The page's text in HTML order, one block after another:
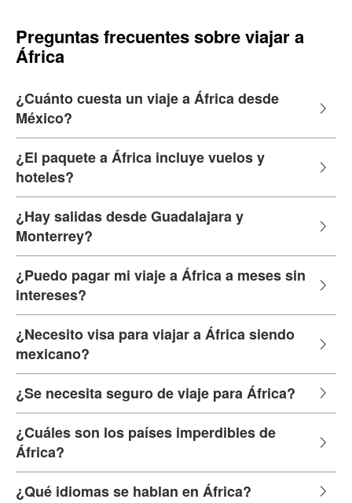
Preguntas frecuentes sobre viajar a
África
¿Cuánto cuesta un viaje a África desde
México?
¿El paquete a África incluye vuelos y
hoteles?
¿Hay salidas desde Guadalajara y
Monterrey?
¿Puedo pagar mi viaje a África a meses sin
intereses?
¿Necesito visa para viajar a África siendo
mexicano?
¿Se necesita seguro de viaje para África?
¿Cuáles son los países imperdibles de
África?
¿Qué idiomas se hablan en África?